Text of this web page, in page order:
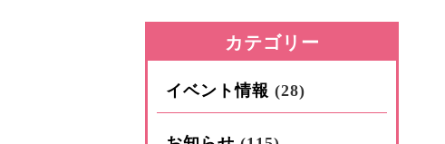
カテゴリー
イベント情報 (28)